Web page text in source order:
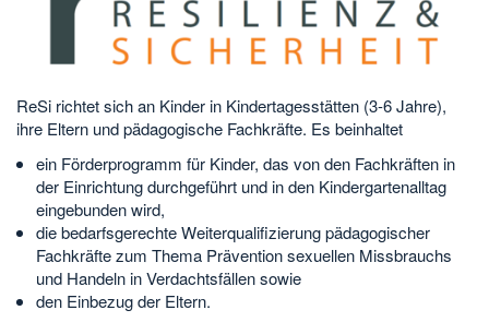
ReSi richtet sich an Kinder in Kindertagesstätten (3-6 Jahre),
ihre Eltern und pädagogische Fachkräfte. Es beinhaltet
ein Förderprogramm für Kinder, das von den Fachkräften in
der Einrichtung durchgeführt und in den Kindergartenalltag
eingebunden wird,
die bedarfsgerechte Weiterqualifizierung pädagogischer
Fachkräfte zum Thema Prävention sexuellen Missbrauchs
und Handeln in Verdachtsfällen sowie
den Einbezug der Eltern.